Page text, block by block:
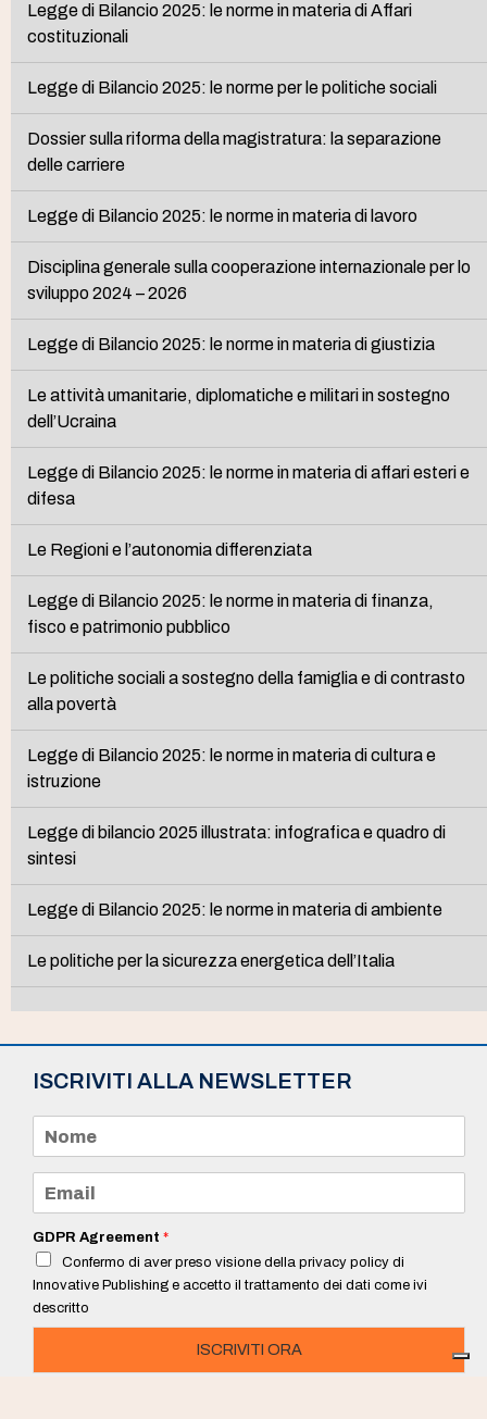
Legge di Bilancio 2025: le norme in materia di Affari
costituzionali
Legge di Bilancio 2025: le norme per le politiche sociali
Dossier sulla riforma della magistratura: la separazione
delle carriere
Legge di Bilancio 2025: le norme in materia di lavoro
Disciplina generale sulla cooperazione internazionale per lo
sviluppo 2024 – 2026
Legge di Bilancio 2025: le norme in materia di giustizia
Le attività umanitarie, diplomatiche e militari in sostegno
dell’Ucraina
Legge di Bilancio 2025: le norme in materia di affari esteri e
difesa
Le Regioni e l’autonomia differenziata
Legge di Bilancio 2025: le norme in materia di finanza,
fisco e patrimonio pubblico
Le politiche sociali a sostegno della famiglia e di contrasto
alla povertà
Legge di Bilancio 2025: le norme in materia di cultura e
istruzione
Legge di bilancio 2025 illustrata: infografica e quadro di
sintesi
Legge di Bilancio 2025: le norme in materia di ambiente
Le politiche per la sicurezza energetica dell’Italia
ISCRIVITI ALLA NEWSLETTER
m
e
a
i
*
GDPR Agreement *
Confermo di aver preso visione della privacy policy di
Innovative Publishing e accetto il trattamento dei dati come ivi
descritto
ISCRIVITI ORA